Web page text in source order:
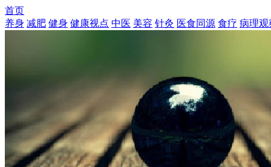
首页
养身 减肥 健身 健康视点 中医 美容 针灸 医食同源 食疗 病理观